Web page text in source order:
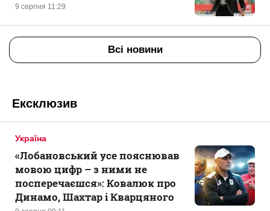
9 серпня 11:29
Всі новини
Ексклюзив
Україна
«Лобановський усе пояснював
мовою цифр – з ними не
посперечаєшся»: Ковалюк про
Динамо, Шахтар і Кварцяного